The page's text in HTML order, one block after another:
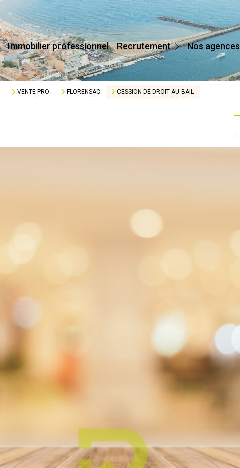
Immobilier professionnel Recrutement
Devenir Conseiller
Affilier Mon Agence
Je Crée Mon Agence
Nos agences
VENTE PRO FLORENSAC CESSION DE DROIT AU BAIL